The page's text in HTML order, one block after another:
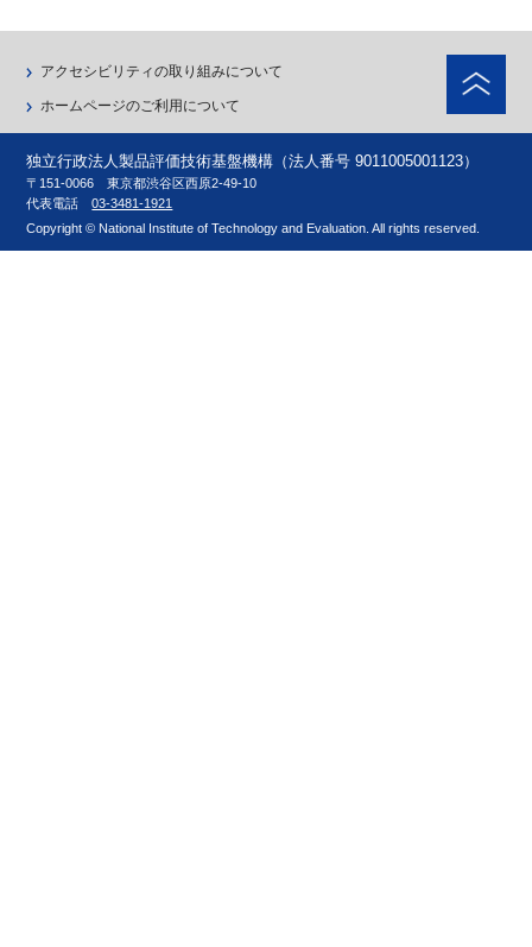
アクセシビリティの取り組みについて
ホームページのご利用について
独立行政法人製品評価技術基盤機構（法人番号 9011005001123）
〒151-0066 東京都渋谷区西原2-49-10
代表電話03-3481-1921
Copyright © National Institute of Technology and Evaluation. All rights reserved.